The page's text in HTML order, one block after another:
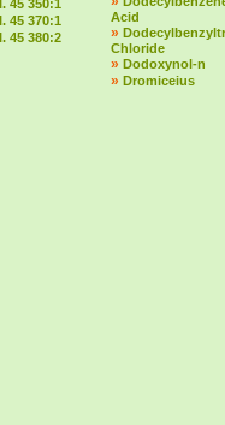
45 350:1
45 370:1
45 380:2
Acid
»
Chloride
» Dodoxynol-n
» Dromiceius